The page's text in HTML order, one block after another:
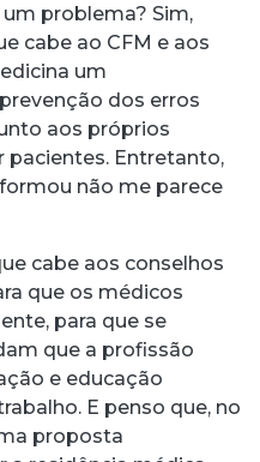
problema? Sim,
cabe ao CFM e aos
um
dos erros
aos próprios
pacientes. Entretanto,
não me parece
cabe aos conselhos
que os médicos
para que se
que a profissão
e educação
E penso que, no
proposta